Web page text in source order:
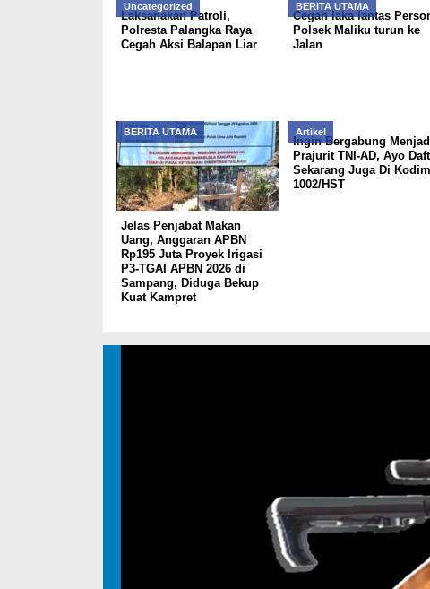
Uncategorized
Laksanakan Patroli,
Polresta Palangka Raya
Cegah Aksi Balapan Liar
BERITA UTAMA
Cegah laka lantas
Polsek Maliku turun ke
Jalan
BERITA UTAMA
Jelas Penjabat Makan
Uang, Anggaran APBN
Rp195 Juta Proyek Irigasi
P3-TGAI APBN 2026 di
Sampang, Diduga Bekup
Kuat Kampret
Artikel
Ingin Bergabung
Prajurit TNI-AD, Ayo
Sekarang Juga Di Kodim
1002/HST